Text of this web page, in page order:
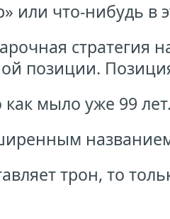
или что-нибудь в
стратегия
позиции.
как мыло уже 99
трон, то